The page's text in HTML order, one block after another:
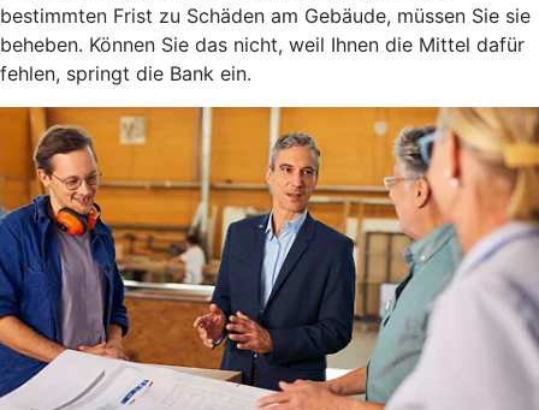
bestimmten Frist zu Schäden am Gebäude, müssen Sie sie
beheben. Können Sie das nicht, weil Ihnen die Mittel dafür
fehlen, springt die Bank ein.